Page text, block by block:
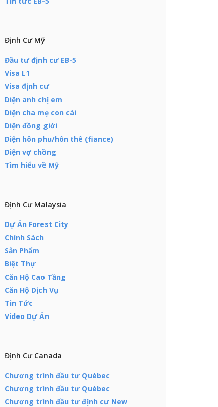
Định Cư Mỹ
Đầu tư định cư EB-5
Visa L1
Visa định cư
Diện anh chị em
Diện cha mẹ con cái
Diện đồng giới
Diện hôn phu/hôn thê (fiance)
Diện vợ chồng
Tìm hiểu về Mỹ
Định Cư Malaysia
Dự Án Forest City
Chính Sách
Sản Phẩm
Biệt Thự
Căn Hộ Cao Tầng
Căn Hộ Dịch Vụ
Tin Tức
Video Dự Án
Định Cư Canada
Chương trình đầu tư Québec
Chương trình đầu tư Québec
Chương trình đầu tư định cư New